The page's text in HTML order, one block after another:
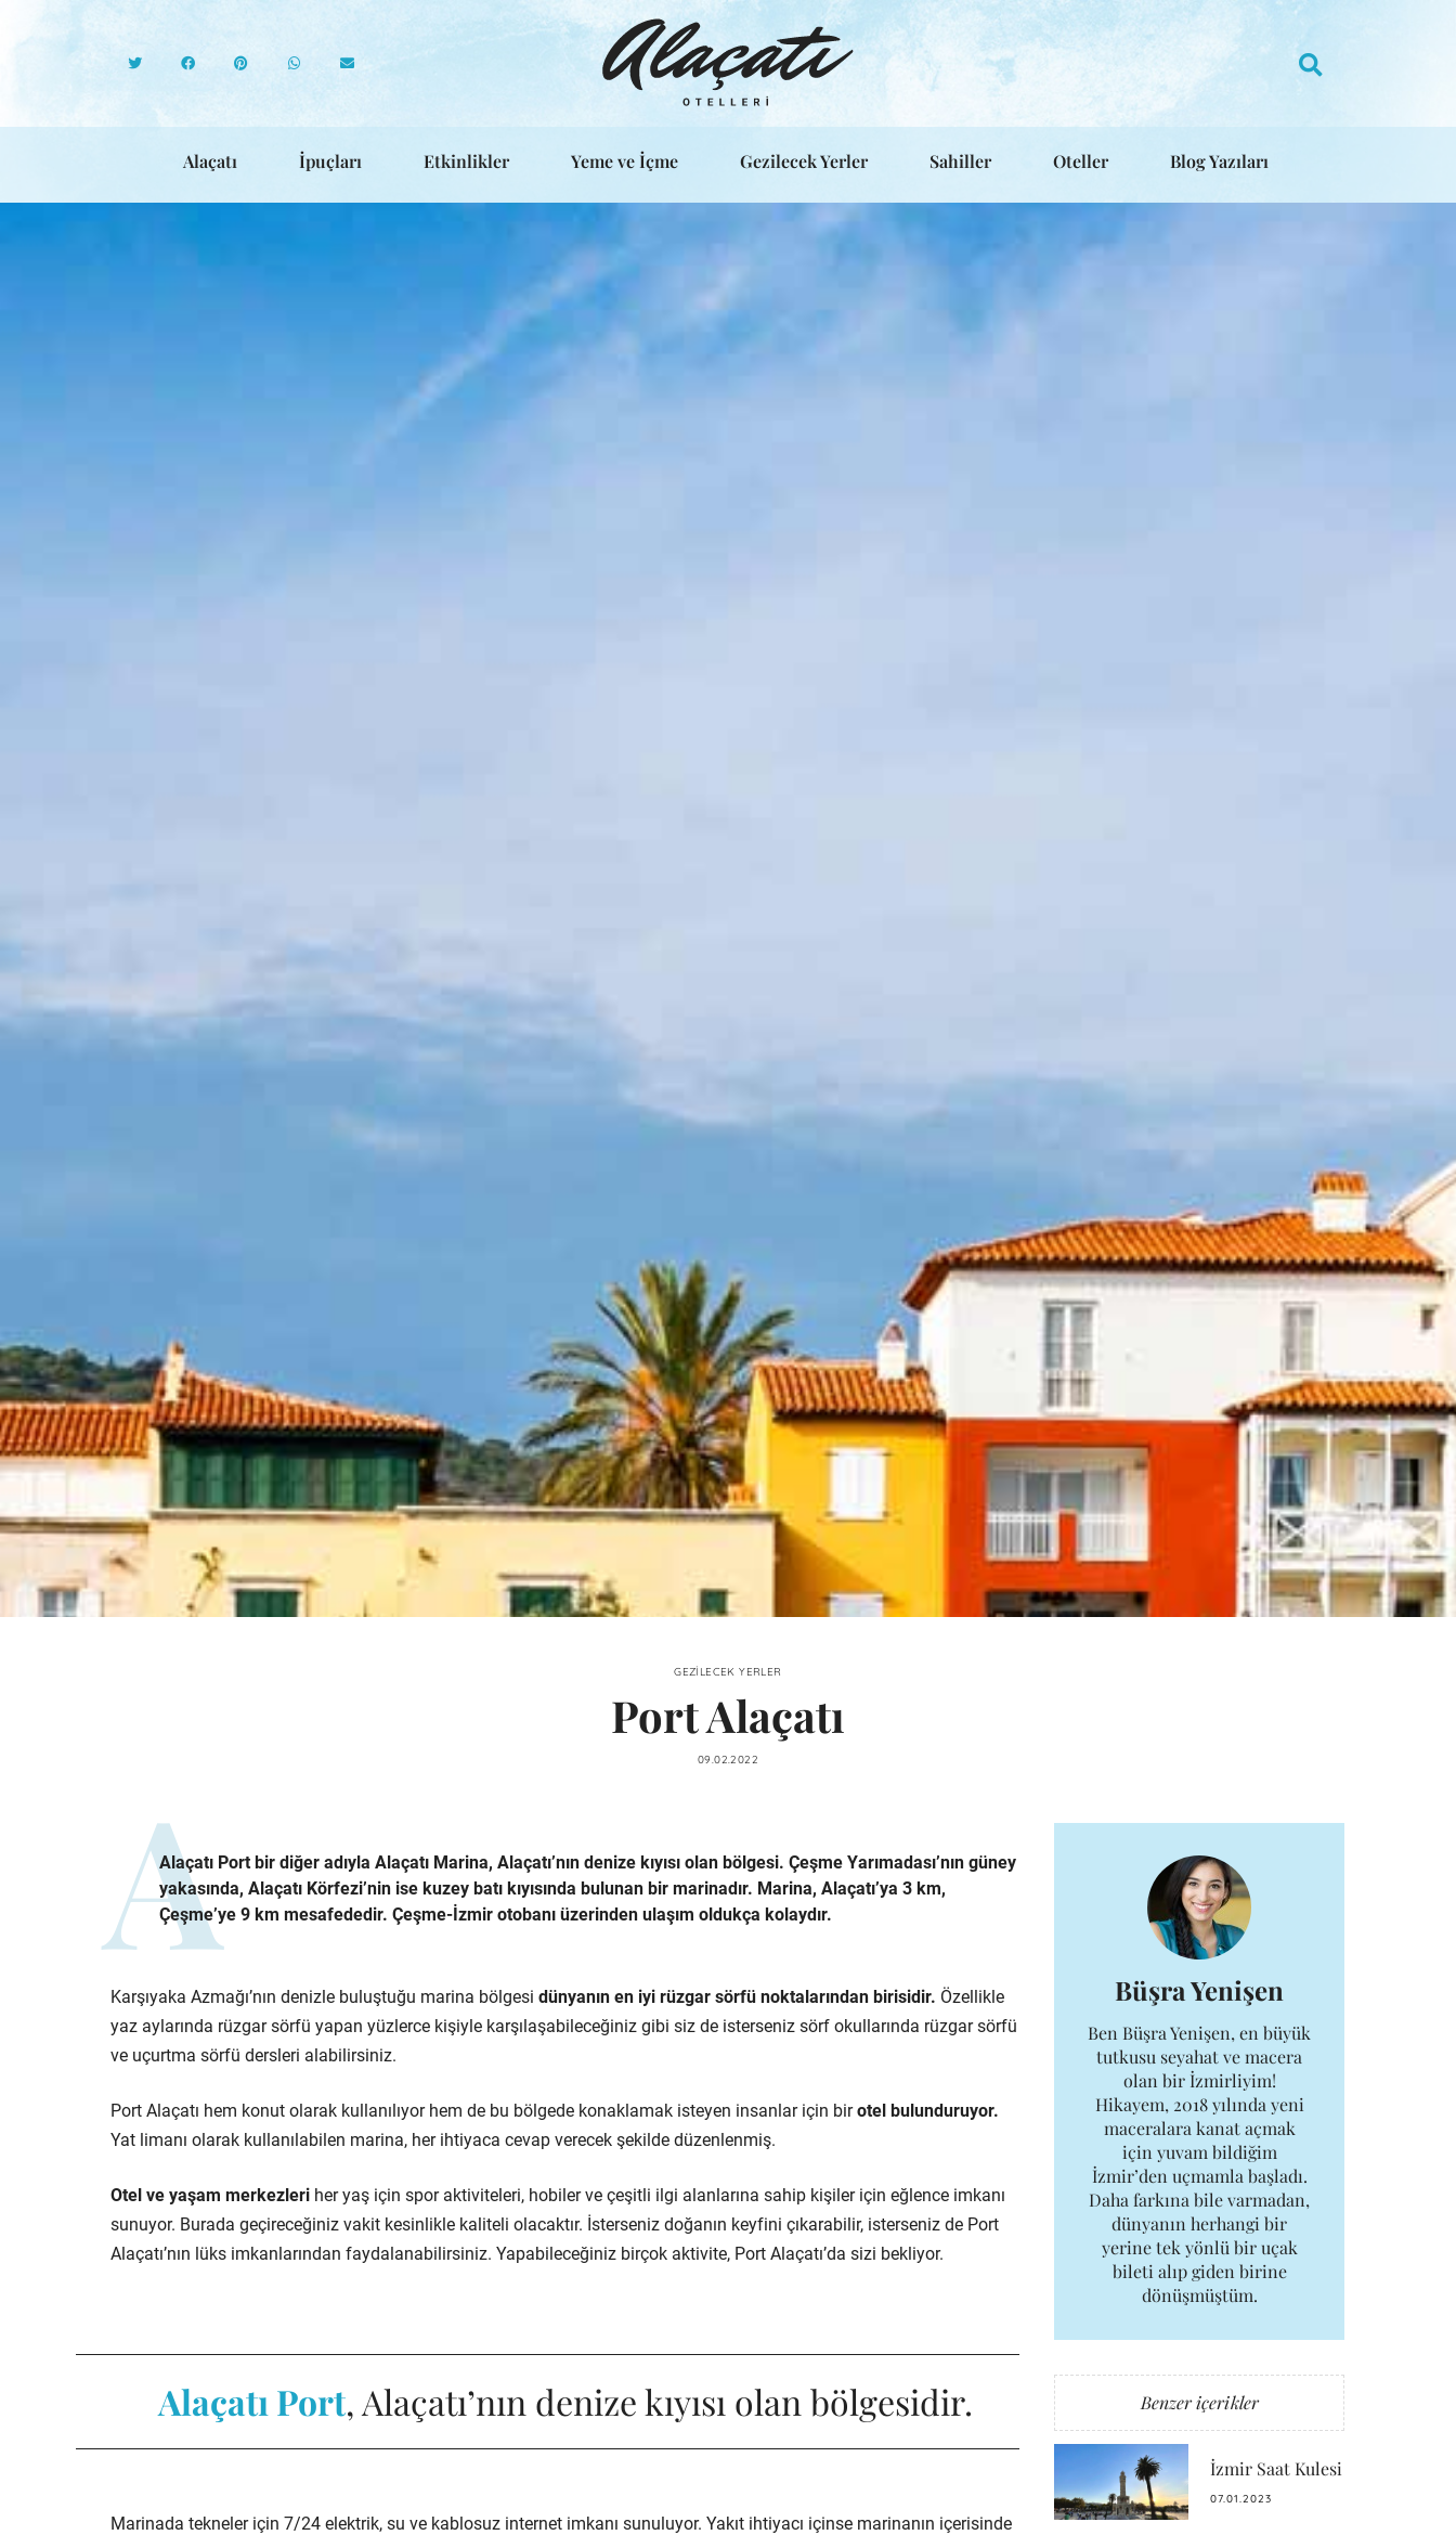
Alaçatı İpuçları Etkinlikler Yeme ve İçme Gezilecek Yerler Sahiller Oteller Blog Yazıları
GEZILECEK YERLER
Port Alaçatı
09.02.2022
Alaçatı Port bir diğer adıyla Alaçatı Marina, Alaçatı’nın denize kıyısı olan bölgesi. Çeşme Yarımadası’nın güney
yakasında, Alaçatı Körfezi’nin ise kuzey batı kıyısında bulunan bir marinadır. Marina, Alaçatı’ya 3 km,
Çeşme’ye 9 km mesafededir. Çeşme-İzmir otobanı üzerinden ulaşım oldukça kolaydır.
Karşıyaka Azmağı’nın denizle buluştuğu marina bölgesi dünyanın en iyi rüzgar sörfü noktalarından birisidir. Özellikle
yaz aylarında rüzgar sörfü yapan yüzlerce kişiyle karşılaşabileceğiniz gibi siz de isterseniz sörf okullarında rüzgar sörfü
ve uçurtma sörfü dersleri alabilirsiniz.
Port Alaçatı hem konut olarak kullanılıyor hem de bu bölgede konaklamak isteyen insanlar için birotel bulunduruyor.
Yat limanı olarak kullanılabilen marina, her ihtiyaca cevap verecek şekilde düzenlenmiş.
Otel ve yaşam merkezleri her yaş için spor aktiviteleri, hobiler ve çeşitli ilgi alanlarına sahip kişiler için eğlence imkanı
sunuyor. Burada geçireceğiniz vakit kesinlikle kaliteli olacaktır. İsterseniz doğanın keyfini çıkarabilir, isterseniz de Port
Alaçatı’nın lüks imkanlarından faydalanabilirsiniz. Yapabileceğiniz birçok aktivite, Port Alaçatı’da sizi bekliyor.
Alaçatı Port, Alaçatı’nın denize kıyısı olan bölgesidir.
Marinada tekneler için 7/24 elektrik, su ve kablosuz internet imkanı sunuluyor. Yakıt ihtiyacı içinse marinanın içerisinde
Büşra Yenişen
Ben Büşra Yenişen, en büyük
tutkusu seyahat ve macera
olan bir İzmirliyim!
Hikayem, 2018 yılında yeni
maceralara kanat açmak
için yuvam bildiğim
İzmir’den uçmamla başladı.
Daha farkına bile varmadan,
dünyanın herhangi bir
yerine tek yönlü bir uçak
bileti alıp giden birine
dönüşmüştüm.
Benzer içerikler
İzmir Saat Kulesi
07.01.2023